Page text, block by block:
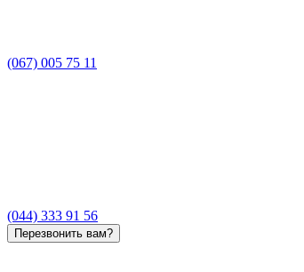
(067) 005 75 11
(044) 333 91 56
Перезвонить вам?